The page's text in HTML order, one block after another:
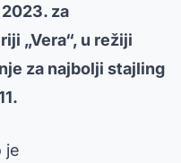
za
„Vera“, u režiji
za najbolji stajling
je